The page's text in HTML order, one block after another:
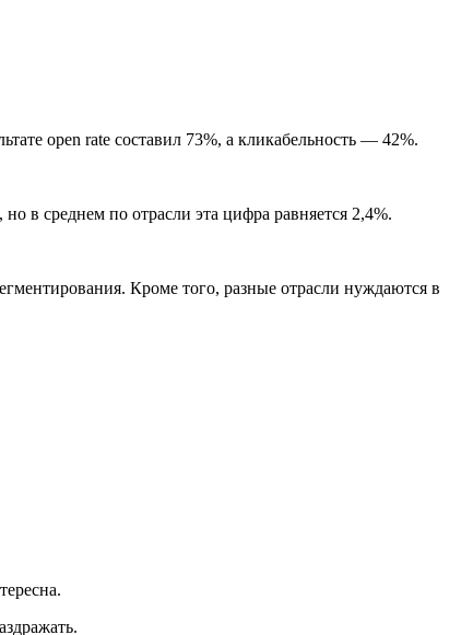
open rate составил 73%, а кликабельность — 42%.
в среднем по отрасли эта цифра равняется 2,4%.
Кроме того, разные отрасли нуждаются в